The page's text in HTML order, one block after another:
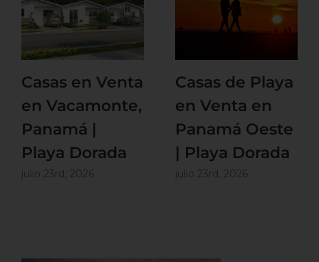
Casas en Venta
en Vacamonte,
Panamá |
Playa Dorada
julio 23rd, 2026
Casas de Playa
en Venta en
Panamá Oeste
| Playa Dorada
julio 23rd, 2026